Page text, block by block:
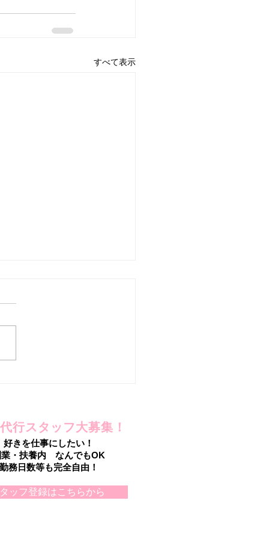
すべて表示
行スタッフ大募集！
好きを仕事にしたい！
業・扶養内 なんでもOK
勤務日数等も完全自由！
ッフ登録はこちらから